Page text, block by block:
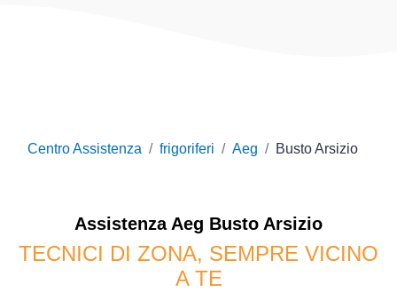
Centro Assistenza frigoriferi Aeg Busto Arsizio
Assistenza Aeg Busto Arsizio
TECNICI DI ZONA, SEMPRE VICINO
A TE